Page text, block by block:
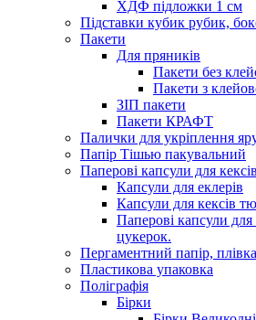
ХДФ підложки 1 см
Підставки кубик рубик,
Пакети
Для пряників
Пакети без
Пакети з
ЗІП пакети
Пакети КРАФТ
Палички для укріплення
Папір Тішью пакувальний
Паперові капсули для
Капсули для еклерів
Капсули для кексів
Паперові капсули для
цукерок.
Пергаментний папір,
Пластикова упаковка
Поліграфія
Бірки